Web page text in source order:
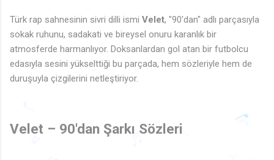
Türk rap sahnesinin sivri dilli ismi Velet, "90'dan" adlı parçasıyla
sokak ruhunu, sadakati ve bireysel onuru karanlık bir
atmosferde harmanlıyor. Doksanlardan gol atan bir futbolcu
edasıyla sesini yükselttiği bu parçada, hem sözleriyle hem de
duruşuyla çizgilerini netleştiriyor.
Velet – 90'dan Şarkı Sözleri
♪
♩